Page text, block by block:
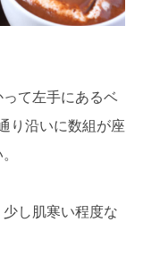
て左手にあるベ
り沿いに数組が座
し肌寒い程度な